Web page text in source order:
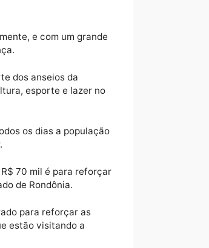
– Expovel, o deputado Ribeiro do
diariamente, e com um grande
faz parte dos anseios da
Todos os dias a população